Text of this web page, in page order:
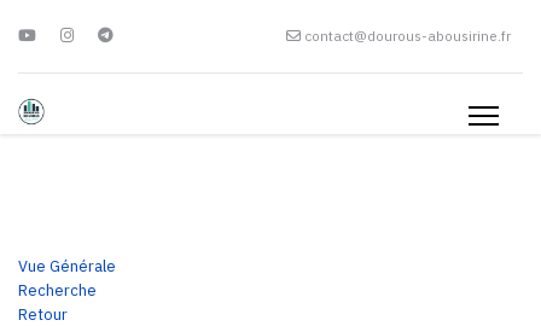
contact@dourous-abousirine.fr
Vue Générale
Recherche
Retour